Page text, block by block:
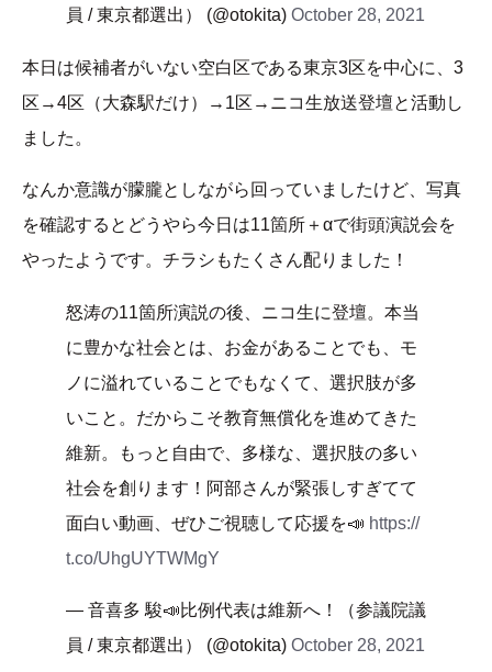
員 / 東京都選出） (@otokita) October 28, 2021
本日は候補者がいない空白区である東京3区を中心に、3
区→4区（大森駅だけ）→1区→ニコ生放送登壇と活動し
ました。
なんか意識が朦朧としながら回っていましたけど、写真
を確認するとどうやら今日は11箇所＋αで街頭演説会を
やったようです。チラシもたくさん配りました！
怒涛の11箇所演説の後、ニコ生に登壇。本当
に豊かな社会とは、お金があることでも、モ
ノに溢れていることでもなくて、選択肢が多
いこと。だからこそ教育無償化を進めてきた
維新。もっと自由で、多様な、選択肢の多い
社会を創ります！阿部さんが緊張しすぎてて
面白い動画、ぜひご視聴して応援を📣 https://
t.co/UhgUYTWMgY
— 音喜多 駿📣比例代表は維新へ！（参議院議
員 / 東京都選出） (@otokita) October 28, 2021